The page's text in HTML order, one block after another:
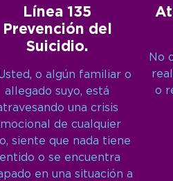
Línea 135
Prevención del
Suicidio.
o algún familiar o
allegado suyo, está
una crisis
de cualquier
siente que nada tiene
o se encuentra
en una situación a
No
o